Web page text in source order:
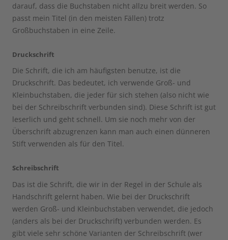
darauf, dass die Buchstaben nicht allzu breit werden. So
passt mein Titel (in den meisten Fällen) trotz
Großbuchstaben in eine Zeile.
Druckschrift
Die Schrift, die ich am häufigsten benutze, ist die
Druckschrift. Das bedeutet, ich verwende Groß- und
Kleinbuchstaben, die jeder für sich stehen (also nicht wie
bei der Schreibschrift verbunden sind). Diese Schrift ist gut
leserlich und geht schnell. Um sie noch mehr von der
Überschrift abzugrenzen kann man auch einen dünneren
Stift verwenden als für den Titel.
Schreibschrift
Das ist die Schrift, die wir in der Regel in der Schule als
Handschrift gelernt haben. Wie bei der Druckschrift
werden Groß- und Kleinbuchstaben verwendet, die jedoch
(anders als bei der Druckschrift) verbunden werden. Es
gibt viele sehr schöne Varianten der Schreibschrift (wer